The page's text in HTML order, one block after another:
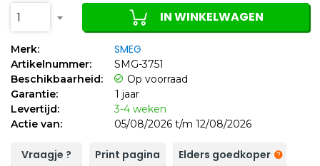
1 IN WINKELWAGEN
Merk: SMEG
Artikelnummer:
SMG-3751
Beschikbaarheid:
Op voorraad
Garantie:
1 jaar
Levertijd:
3-4 weken
Actie van:
05/08/2026 t/m 12/08/2026
Vraagje ? Print pagina Elders goedkoper